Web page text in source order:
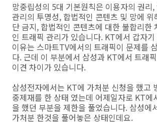
망중립성의 5대 기본원칙은 이용자의 권리,
관리의 투명성, 합법적인 콘텐츠 및 망에 위
단 금지, 합법적인 콘텐츠에 대한 불합리한
인 트래픽 관리가 있습니다. KT에서 갑자
이유는 스마트TV에서의 트래픽이 문제를
다. 근데 이 부분에서 삼성과 KT에서 트래
이견 차이가 있습니다.
삼성전자에서는 KT에 가처분 신청을 했고
중제재를 한 상태 였는데 어제일자로 KT에
을 했던 부분을 제한을 풀었습니다. 삼성에
가처분 한것을 풀어놓은 상태인데요.